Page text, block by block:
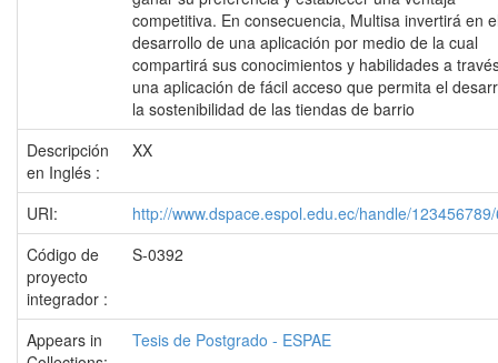
competitiva. En consecuencia, Multisa invertirá en
desarrollo de una aplicación por medio de la cual
compartirá sus conocimientos y habilidades a
una aplicación de fácil acceso que permita el
la sostenibilidad de las tiendas de barrio
Descripción
en Inglés :
XX
URI:
http://www.dspace.espol.edu.ec/handle/
Código de
proyecto
integrador :
S-0392
Appears in
Tesis de Postgrado - ESPAE